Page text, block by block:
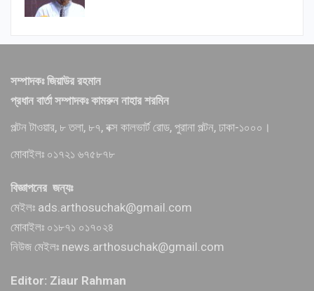
সম্পাদকঃ জিয়াউর রহমান
প্রধান বার্তা সম্পাদকঃ কামরুন নাহার শরমিন
পল্টন টাওয়ার, ৮ তলা, ৮৭, বক্স কালভার্ট রোড, পুরানা পল্টন, ঢাকা-১০০০।
মোবাইলঃ ০১৭২১ ৬৭৫৮৭৮
বিজ্ঞাপনের জন্যঃ
মেইলঃ ads.arthosuchak@gmail.com
মোবাইলঃ ০১৮৭১ ০১৭০২৪
নিউজ মেইলঃ news.arthosuchak@gmail.com
Editor: Ziaur Rahman